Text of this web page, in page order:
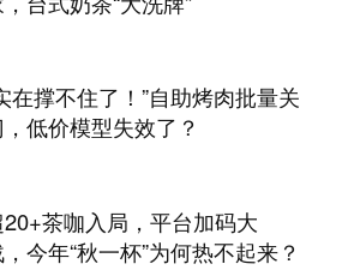
在撑不住了！”自助烤肉批量关
低价模型失效了？
20+茶咖入局，平台加码大
今年“秋一杯”为何热不起来？